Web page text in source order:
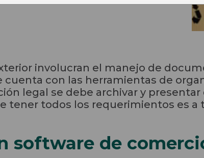
involucran el manejo de
con las herramientas de
legal se debe archivar y
tener todos los requerimientos es a
software de